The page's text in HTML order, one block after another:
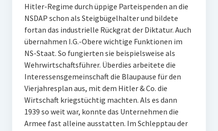
Hitler-Regime durch üppige Parteispenden an die
NSDAP schon als Steigbügelhalter und bildete
fortan das industrielle Rückgrat der Diktatur. Auch
übernahmen I.G.-Obere wichtige Funktionen im
NS-Staat. So fungierten sie beispielsweise als
Wehrwirtschaftsführer. Überdies arbeitete die
Interessensgemeinschaft die Blaupause für den
Vierjahresplan aus, mit dem Hitler & Co. die
Wirtschaft kriegstüchtig machten. Als es dann
1939 so weit war, konnte das Unternehmen die
Armee fast alleine ausstatten. Im Schlepptau der